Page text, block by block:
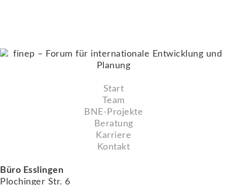
Start
Team
BNE-Projekte
Beratung
Karriere
Kontakt
Büro Esslingen
Plochinger Str. 6